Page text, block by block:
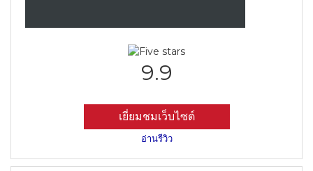
9.9
เยี่ยมชมเว็บไซต์
อ่านรีวิว